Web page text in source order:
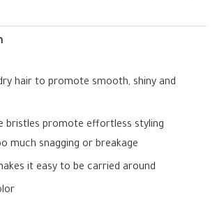
hair to promote smooth, shiny and
bristles promote effortless styling
much snagging or breakage
it easy to be carried around